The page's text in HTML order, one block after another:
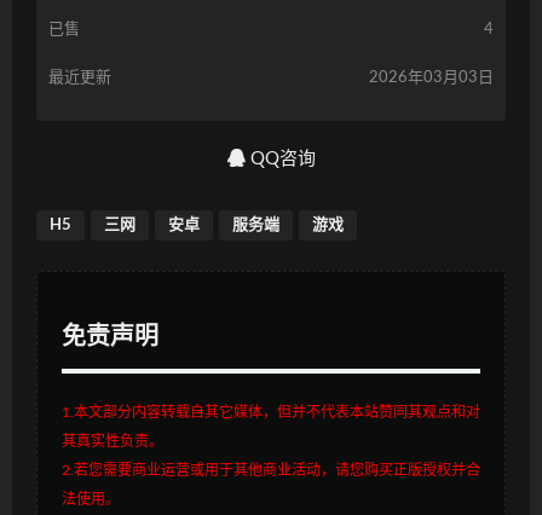
已售 4
最近更新 2026年03月03日
QQ咨询
H5 三网 安卓 服务端 游戏
免责声明
1.本文部分内容转载自其它媒体，但并不代表本站赞同其观点和对
其真实性负责。
2.若您需要商业运营或用于其他商业活动，请您购买正版授权并合
法使用。